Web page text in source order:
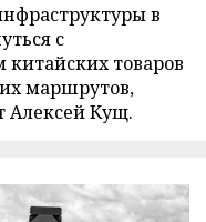
в
с
товаров
маршрутов,
Алексей Кущ.